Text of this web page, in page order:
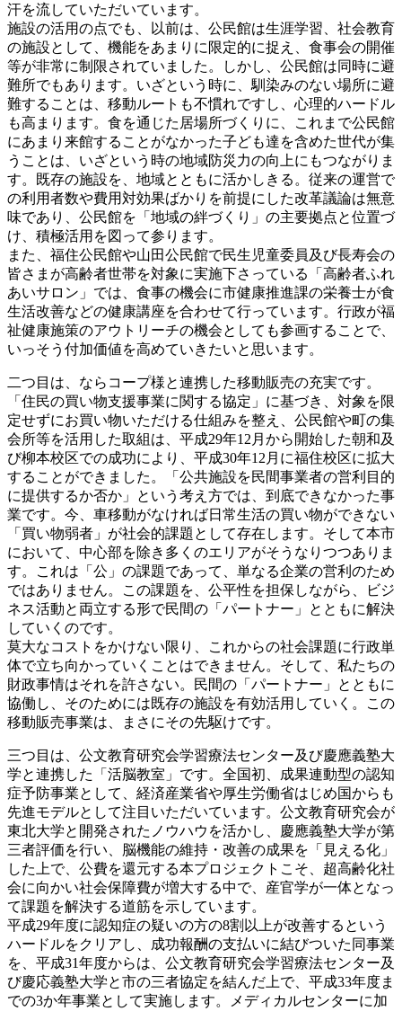
汗を流していただいています。
施設の活用の点でも、以前は、公民館は生涯学習、社会教育
の施設として、機能をあまりに限定的に捉え、食事会の開催
等が非常に制限されていました。しかし、公民館は同時に避
難所でもあります。いざという時に、馴染みのない場所に避
難することは、移動ルートも不慣れですし、心理的ハードル
も高まります。食を通じた居場所づくりに、これまで公民館
にあまり来館することがなかった子ども達を含めた世代が集
うことは、いざという時の地域防災力の向上にもつながりま
す。既存の施設を、地域とともに活かしきる。従来の運営で
の利用者数や費用対効果ばかりを前提にした改革議論は無意
味であり、公民館を「地域の絆づくり」の主要拠点と位置づ
け、積極活用を図って参ります。
また、福住公民館や山田公民館で民生児童委員及び長寿会の
皆さまが高齢者世帯を対象に実施下さっている「高齢者ふれ
あいサロン」では、食事の機会に市健康推進課の栄養士が食
生活改善などの健康講座を合わせて行っています。行政が福
祉健康施策のアウトリーチの機会としても参画することで、
いっそう付加価値を高めていきたいと思います。
二つ目は、ならコープ様と連携した移動販売の充実です。
「住民の買い物支援事業に関する協定」に基づき、対象を限
定せずにお買い物いただける仕組みを整え、公民館や町の集
会所等を活用した取組は、平成29年12月から開始した朝和及
び柳本校区での成功により、平成30年12月に福住校区に拡大
することができました。「公共施設を民間事業者の営利目的
に提供するか否か」という考え方では、到底できなかった事
業です。今、車移動がなければ日常生活の買い物ができない
「買い物弱者」が社会的課題として存在します。そして本市
において、中心部を除き多くのエリアがそうなりつつありま
す。これは「公」の課題であって、単なる企業の営利のため
ではありません。この課題を、公平性を担保しながら、ビジ
ネス活動と両立する形で民間の「パートナー」とともに解決
していくのです。
莫大なコストをかけない限り、これからの社会課題に行政単
体で立ち向かっていくことはできません。そして、私たちの
財政事情はそれを許さない。民間の「パートナー」とともに
協働し、そのためには既存の施設を有効活用していく。この
移動販売事業は、まさにその先駆けです。
三つ目は、公文教育研究会学習療法センター及び慶應義塾大
学と連携した「活脳教室」です。全国初、成果連動型の認知
症予防事業として、経済産業省や厚生労働省はじめ国からも
先進モデルとして注目いただいています。公文教育研究会が
東北大学と開発されたノウハウを活かし、慶應義塾大学が第
三者評価を行い、脳機能の維持・改善の成果を「見える化」
した上で、公費を還元する本プロジェクトこそ、超高齢化社
会に向かい社会保障費が増大する中で、産官学が一体となっ
て課題を解決する道筋を示しています。
平成29年度に認知症の疑いの方の8割以上が改善するという
ハードルをクリアし、成功報酬の支払いに結びついた同事業
を、平成31年度からは、公文教育研究会学習療法センター及
び慶応義塾大学と市の三者協定を結んだ上で、平成33年度ま
での3か年事業として実施します。メディカルセンターに加